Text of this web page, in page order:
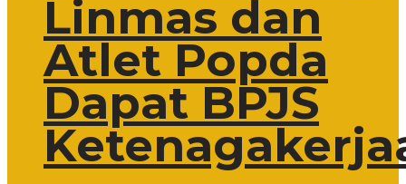
Linmas dan
Atlet Popda
Dapat BPJS